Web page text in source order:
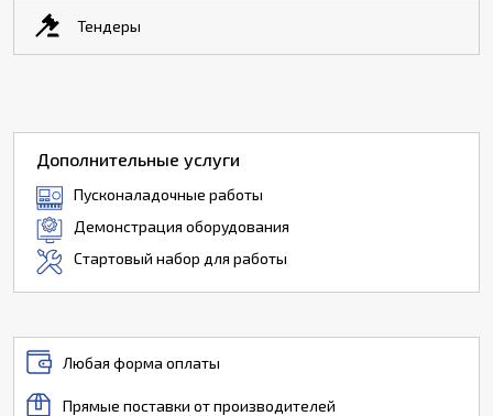
Тендеры
Дополнительные услуги
Пусконаладочные работы
Демонстрация оборудования
Стартовый набор для работы
Любая форма оплаты
Прямые поставки от производителей